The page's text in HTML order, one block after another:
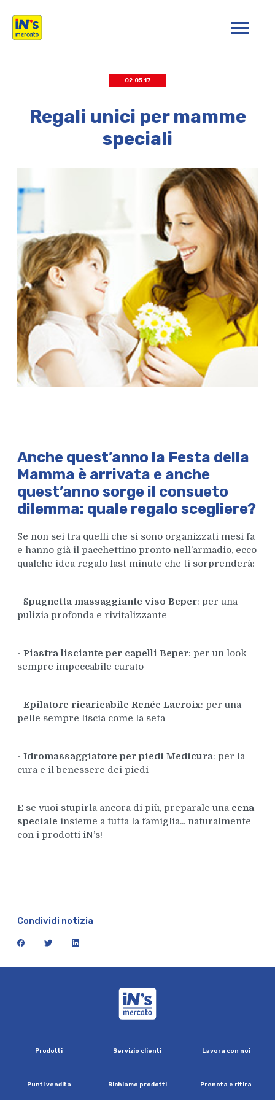
iN's Mercato
02.05.17
Regali unici per mamme
speciali
Anche quest’anno la Festa della
Mamma è arrivata e anche
quest’anno sorge il consueto
dilemma: quale regalo scegliere?
Se non sei tra quelli che si sono organizzati mesi fa
e hanno già il pacchettino pronto nell’armadio, ecco
qualche idea regalo last minute che ti sorprenderà:
- Spugnetta massaggiante viso Beper: per una
pulizia profonda e rivitalizzante
- Piastra lisciante per capelli Beper: per un look
sempre impeccabile curato
- Epilatore ricaricabile Renée Lacroix: per una
pelle sempre liscia come la seta
- Idromassaggiatore per piedi Medicura: per la
cura e il benessere dei piedi
E se vuoi stupirla ancora di più, preparale una cena
speciale insieme a tutta la famiglia... naturalmente
con i prodotti iN’s!
Condividi notizia
facebook twitter linkedin
Prodotti Servizio clienti Lavora con noi
Puntivendita Richiamo prodotti Prenota e ritira